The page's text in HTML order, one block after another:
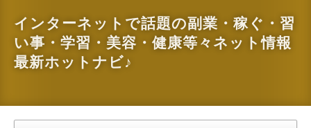
インターネットで話題の副業・稼ぐ・習
い事・学習・美容・健康等々ネット情報
最新ホットナビ♪